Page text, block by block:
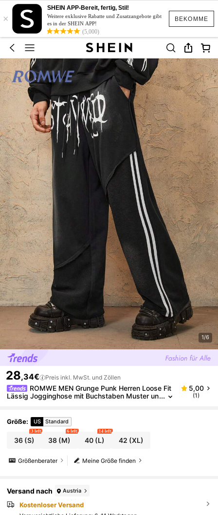
BEKOMME
×
SHEIN APP-Bereit, fertig, Stil!
Weitere exklusive Rabatte und Zusatzangebote gibt
es in der SHEIN APP!
(5,000)
1/6
28,34€ Preis inkl. MwSt. und Zöllen
ROMWE MEN Grunge Punk Herren Loose Fit
Lässig Jogginghose mit Buchstaben Muster un
5,00
(1)
Größe: US Standard
36(S)
3 left
38 (M)
6 left
40(L)
14 left
42 (XL)
Meine Größe finden
Größenberater
Versand nach Austria
Kostenloser Versand